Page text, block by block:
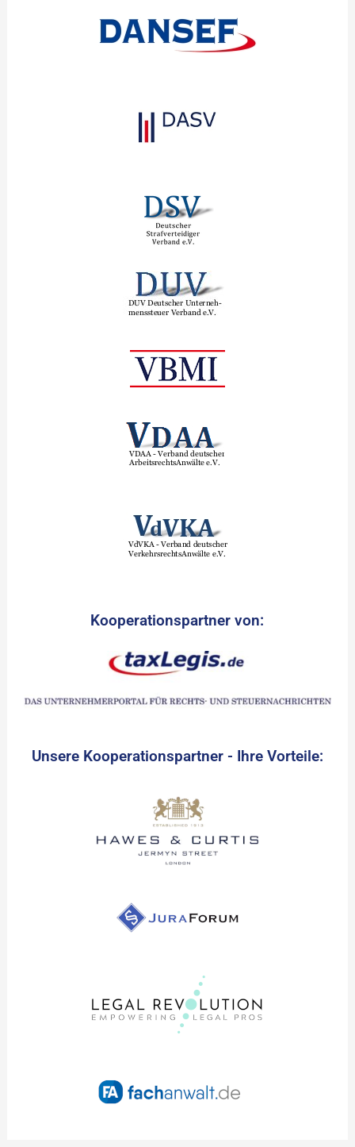
Kooperationspartner von:
Unsere Kooperationspartner - Ihre Vorteile: